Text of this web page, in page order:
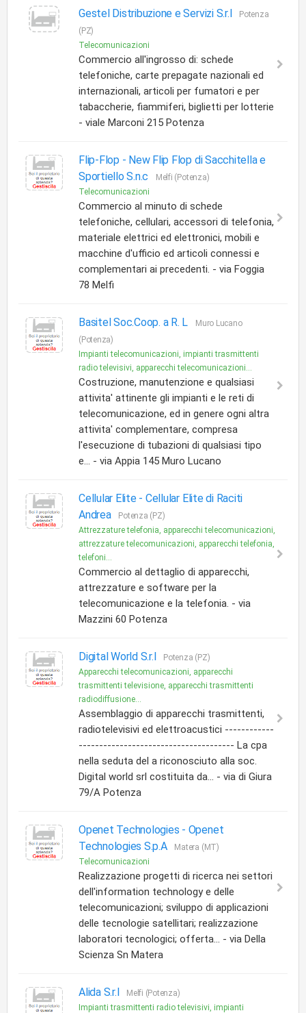
Gestel Distribuzione e Servizi S.r.l
Potenza
(PZ)
Telecomunicazioni
Commercio all'ingrosso di: schede
telefoniche, carte prepagate nazionali ed
internazionali, articoli per fumatori e per
tabaccherie, fiammiferi, biglietti per lotterie
- viale Marconi 215 Potenza
Flip-Flop - New Flip Flop di Sacchitella e
Sportiello S.n.c
Melfi (Potenza)
Telecomunicazioni
Commercio al minuto di schede
telefoniche, cellulari, accessori di telefonia,
materiale elettrici ed elettronici, mobili e
macchine d'ufficio ed articoli connessi e
complementari ai precedenti. - via Foggia
78 Melfi
Basitel Soc.Coop. a R. L
Muro Lucano
(Potenza)
Impianti telecomunicazioni, impianti trasmittenti
radio televisivi, apparecchi telecomunicazioni...
Costruzione, manutenzione e qualsiasi
attivita' attinente gli impianti e le reti di
telecomunicazione, ed in genere ogni altra
attivita' complementare, compresa
l'esecuzione di tubazioni di qualsiasi tipo
e... - via Appia 145 Muro Lucano
Cellular Elite - Cellular Elite di Raciti
Andrea
Potenza (PZ)
Attrezzature telefonia, apparecchi telecomunicazioni,
attrezzature telecomunicazioni, apparecchi telefonia,
telefoni...
Commercio al dettaglio di apparecchi,
attrezzature e software per la
telecomunicazione e la telefonia. - via
Mazzini 60 Potenza
Digital World S.r.l
Potenza (PZ)
Apparecchi telecomunicazioni, apparecchi
trasmittenti televisione, apparecchi trasmittenti
radiodiffusione...
Assemblaggio di apparecchi trasmittenti,
radiotelevisivi ed elettroacustici ------------
-------------------------------------- La cpa
nella seduta del a riconosciuto alla soc.
Digital world srl costituita da... - via di Giura
79/A Potenza
Openet Technologies - Openet
Technologies S.p.A
Matera (MT)
Telecomunicazioni
Realizzazione progetti di ricerca nei settori
dell'information technology e delle
telecomunicazioni; sviluppo di applicazioni
delle tecnologie satellitari; realizzazione
laboratori tecnologici; offerta... - via Della
Scienza Sn Matera
Alida S.r.l
Melfi (Potenza)
Impianti trasmittenti radio televisivi, impianti